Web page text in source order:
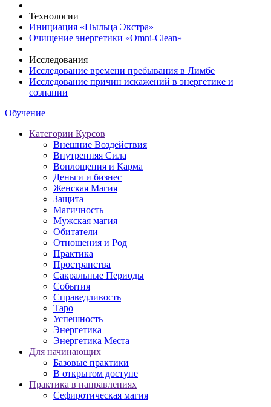
Технологии
Инициация «Пыльца Экстра»
Очищение энергетики «Omni-Clean»
Исследования
Исследование времени пребывания в Лимбе
Исследование причин искажений в энергетике и
сознании
Обучение
Категории Курсов
Внешние Воздействия
Внутренняя Сила
Воплощения и Карма
Деньги и бизнес
Женская Магия
Защита
Магичность
Мужская магия
Обитатели
Отношения и Род
Практика
Пространства
Сакральные Периоды
События
Справедливость
Таро
Успешность
Энергетика
Энергетика Места
Для начинающих
Базовые практики
В открытом доступе
Практика в направлениях
Сефиротическая магия